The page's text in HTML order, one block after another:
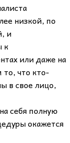
низкой, по
и
к
или даже на
что кто-
в свое лицо,
себя полную
окажется